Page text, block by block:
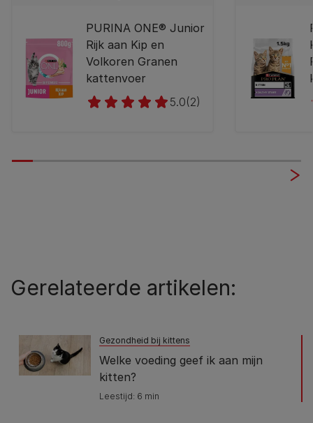
PURINA ONE® Junior
Rijk aan Kip en
Volkoren Granen
kattenvoer
5.0(2)
Gerelateerde artikelen:
Gezondheid bij kittens
Welke voeding geef ik aan mijn
kitten?
Leestijd: 6 min